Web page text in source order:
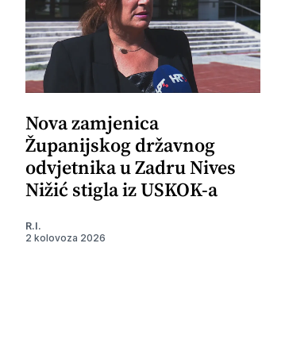
Nova zamjenica
Županijskog državnog
odvjetnika u Zadru Nives
Nižić stigla iz USKOK-a
R.I.
2 kolovoza 2026